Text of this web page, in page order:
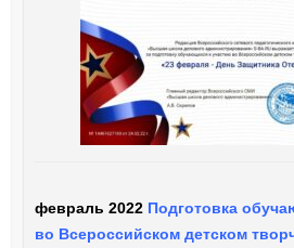
февраль 2022 Подготовка
во Всероссийском детском